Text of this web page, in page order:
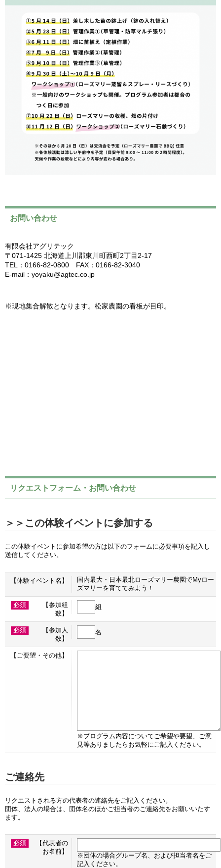
お問い合わせ
有限会社アグリテック
〒071-1425 北海道上川郡東川町西町2丁目2-17
TEL：0166-82-0800 FAX：0166-82-3040
E-mail：yoyaku@agtec.co.jp
※現地集合解散となります。松家農園の看板が目印。
リクエストフォーム・お問い合わせ
＞＞この体験イベントに参加する
この体験イベントに参加希望の方は以下のフォームに必要事項を記入し
送信してください。
【体験イベント名】
国内最大・日本最北ローズマリー農園でMyロー
ズマリーを育ててみよう！
必須
【参加組
数】
組
必須
【参加人
数】
名
【ご要望・その他】
※プログラム内容についてご希望や要望、ご意
見等ありましたらお気軽にご記入ください。
ご連絡先
リクエストされる方の代表者の連絡先をご記入ください。
団体、法人の場合は、団体名のほかご担当者のご連絡先をお願いいたす
ます。
必須
【代表者の
お名前】
※団体の場合グループ名、および担当者名をご
記入ください。